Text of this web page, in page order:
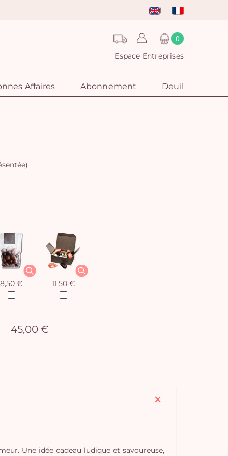
0
Espace Entreprises
Affaires Abonnement Deuil
45,00 €
8,50 € 11,50 €
Une idée cadeau ludique et savoureuse,